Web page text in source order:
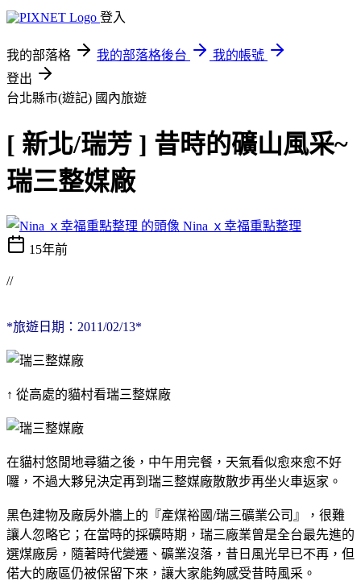
登入
我的部落格 我的部落格後台
我的帳號
登出
台北縣市(遊記) 國內旅遊
[ 新北/瑞芳 ] 昔時的礦山風采~
瑞三整媒廠
Nina ｘ幸福重點整理
15年前
//
*旅遊日期：2011/02/13*
↑ 從高處的貓村看瑞三整媒廠
在貓村悠閒地尋貓之後，中午用完餐，天氣看似愈來愈不好
囉，不過大夥兒決定再到瑞三整媒廠散散步再坐火車返家。
黑色建物及廠房外牆上的『產煤裕國/瑞三礦業公司』，很難
讓人忽略它；在當時的採礦時期，瑞三廠業曾是全台最先進的
選煤廠房，隨著時代變遷、礦業沒落，昔日風光早已不再，但
偌大的廠區仍被保留下來，讓大家能夠感受昔時風采。